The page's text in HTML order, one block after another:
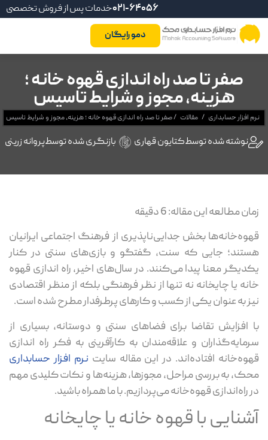
خدمات پس از فروش تخصصی021-64056
دمو رایگان
صفر تا صد راه اندازی قهوه خانه ؛
هزینه، مجوز و شرایط تاسیس
نرم افزار حسابداری / مقالات /صفر تا صد راه اندازی قهوه خانه ؛ هزینه، مجوز و شرایط تاسیس
نوشته شده توسطکتایون قهاری بازنگری شده توسطپروانه زرینی
زمان مطالعه این مقاله:6دقیقه
قهوه‌خانه‌ها بخش جدایی‌ناپذیری از فرهنگ اجتماعی ایرانیان
هستند؛ جایی که سنت، گفتگو و بازی‌های سنتی در کنار
یکدیگر معنا پیدا می‌کنند. در سال‌های اخیر، راه اندازی قهوه
خانه یا چایخانه نه تنها از نظر فرهنگی بلکه از منظر اقتصادی
نیز به عنوان یکی از کسب و کارهای پرطرفدار مطرح شده است.
با افزایش تقاضا برای فضاهای سنتی و دوستانه، بسیاری از
سرمایه‌گذاران و علاقه‌مندان به کارآفرینی به فکر راه اندازی
قهوه‌خانه افتاده‌اند. در این مقاله سایت نرم افزار حسابداری
محک، به بررسی مراحل، مجوزها، هزینه‌ها و نکات کلیدی مهم
در راه‌اندازی قهوه‌خانه می‌پردازیم. با ما همراه باشید.
آشنایی با قهوه خانه یا چایخانه